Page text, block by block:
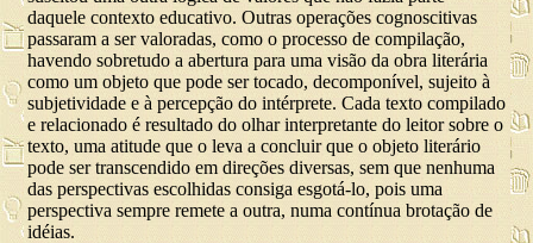
daquele contexto educativo. Outras operações cognoscitivas
passaram a ser valoradas, como o processo de compilação,
havendo sobretudo a abertura para uma visão da obra literária
como um objeto que pode ser tocado, decomponível, sujeito à
subjetividade e à percepção do intérprete. Cada texto compilado
e relacionado é resultado do olhar interpretante do leitor sobre o
texto, uma atitude que o leva a concluir que o objeto literário
pode ser transcendido em direções diversas, sem que nenhuma
das perspectivas escolhidas consiga esgotá-lo, pois uma
perspectiva sempre remete a outra, numa contínua brotação de
idéias.